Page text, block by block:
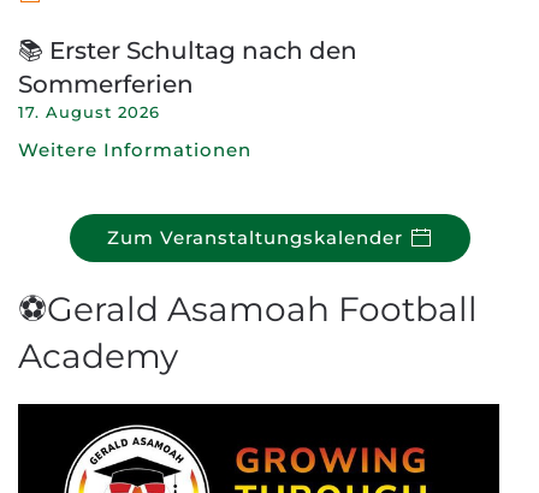
📚 Erster Schultag nach den
Sommerferien
17. August 2026
Weitere Informationen
Zum Veranstaltungskalender
⚽Gerald Asamoah Football
Academy